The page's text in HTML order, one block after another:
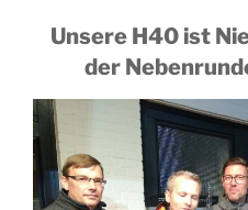
Unsere H40 ist
der